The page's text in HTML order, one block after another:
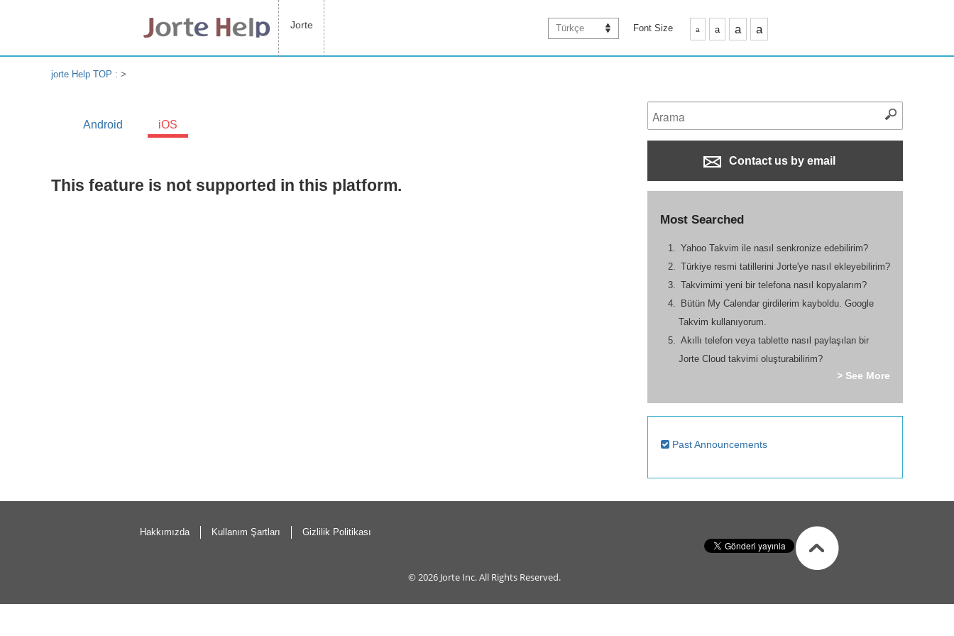
Jorte Türkçe Font Size a a a a
jorte Help TOP : >
Android iOS
This feature is not supported in this platform.
Contact us by email
Most Searched
Yahoo Takvim ile nasıl senkronize edebilirim?
Türkiye resmi tatillerini Jorte'ye nasıl ekleyebilirim?
Takvimimi yeni bir telefona nasıl kopyalarım?
Bütün My Calendar girdilerim kayboldu. Google
Takvim kullanıyorum.
Akıllı telefon veya tablette nasıl paylaşılan bir
Jorte Cloud takvimi oluşturabilirim?
> See More
Past Announcements
Hakkımızda Kullanım Şartları Gizlilik Politikası
© 2026 Jorte Inc.All Rights Reserved.